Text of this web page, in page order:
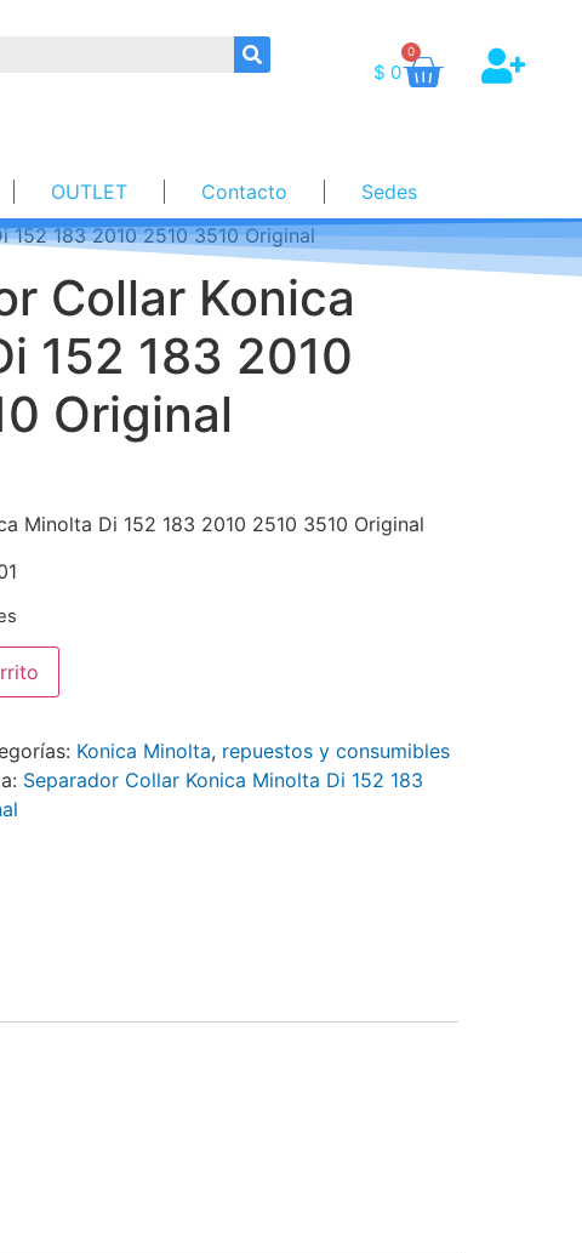
$ 0
0
OUTLET Contacto
Sedes
183 2010 2510 3510 Original
Collar Konica
152 183 2010
Original
Minolta Di 152 183 2010 2510 3510 Original
Konica Minolta, repuestos y consumibles
Separador Collar Konica Minolta Di 152 183